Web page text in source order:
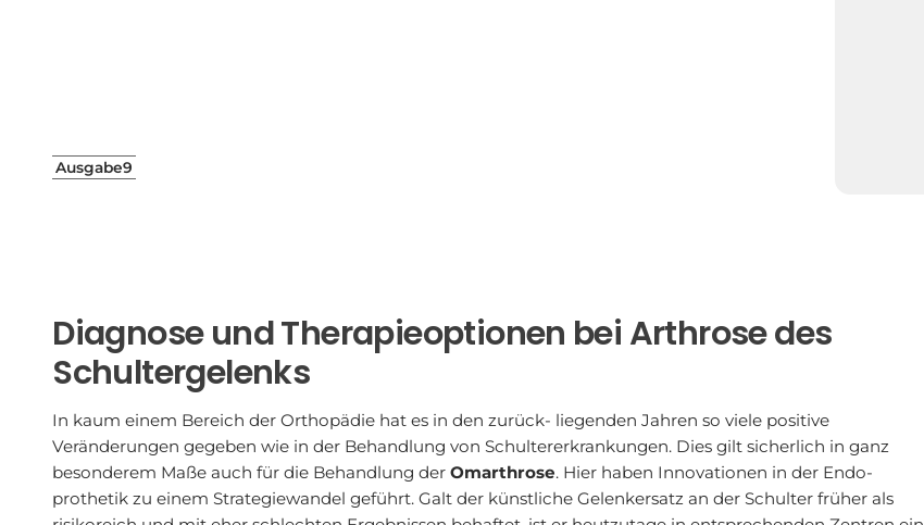
Ausgabe9
Diagnose und Therapieoptionen bei Arthrose des
Schultergelenks
In kaum einem Bereich der Orthopädie hat es in den zurück- liegenden Jahren so viele positive
Veränderungen gegeben wie in der Behandlung von Schultererkrankungen. Dies gilt sicherlich in ganz
besonderem Maße auch für die Behandlung derOmarthrose. Hier haben Innovationen in der Endo-
prothetik zu einem Strategiewandel geführt. Galt der künstliche Gelenkersatz an der Schulter früher als